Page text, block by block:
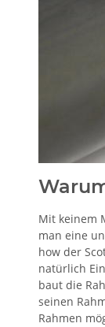
Mit keinem
man eine
how der
natürlich
baut die
seinen
Rahmen